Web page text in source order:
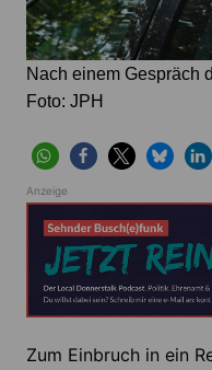
Nach einem Gespräch
Foto: JPH
Anzeige
Zum Einbruch in ein